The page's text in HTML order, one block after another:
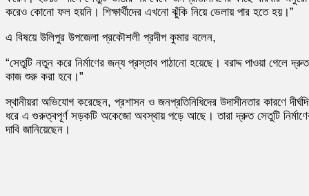
করেও কোনো ফল হয়নি। শিক্ষার্থীদের এখনো ঝুঁকি নিয়ে ভেলায় পার হতে হয়।”
এ বিষয়ে উলিপুর উপজেলা প্রকৌশলী প্রদীপ কুমার বলেন,
“সেতুটি নতুন করে নির্মাণের জন্য প্রস্তাব পাঠানো হয়েছে। বরাদ্দ পাওয়া গেলে দ্রুত
কাজ শুরু করা হবে।”
স্থানীয়রা অভিযোগ করেছেন, প্রশাসন ও জনপ্রতিনিধিদের উদাসীনতার কারণে
ধরে এ গুরুত্বপূর্ণ সড়কটি অকেজো অবস্থায় পড়ে আছে। তারা দ্রুত সেতুটি
দাবি জানিয়েছেন।